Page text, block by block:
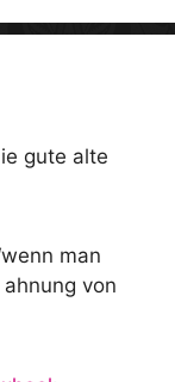
gute alte
wenn man
von